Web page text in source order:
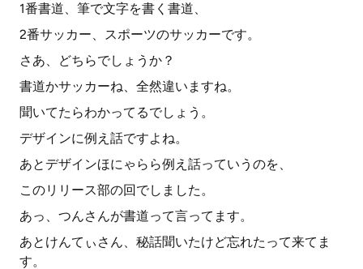
1番書道、筆で文字を書く書道、
2番サッカー、スポーツのサッカーです。
さあ、どちらでしょうか？
書道かサッカーね、全然違いますね。
聞いてたらわかってるでしょう。
デザインに例え話ですよね。
あとデザインほにゃらら例え話っていうのを、
このリリース部の回でしました。
あっ、つんさんが書道って言ってます。
あとけんてぃさん、秘話聞いたけど忘れたって来てま
す。